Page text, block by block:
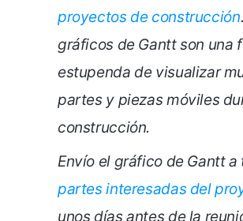
proyectos de construcción
gráficos de Gantt son una
estupenda de visualizar
partes y piezas móviles
construcción.
Envío el gráfico de Gantt
partes interesadas del
unos días antes de la